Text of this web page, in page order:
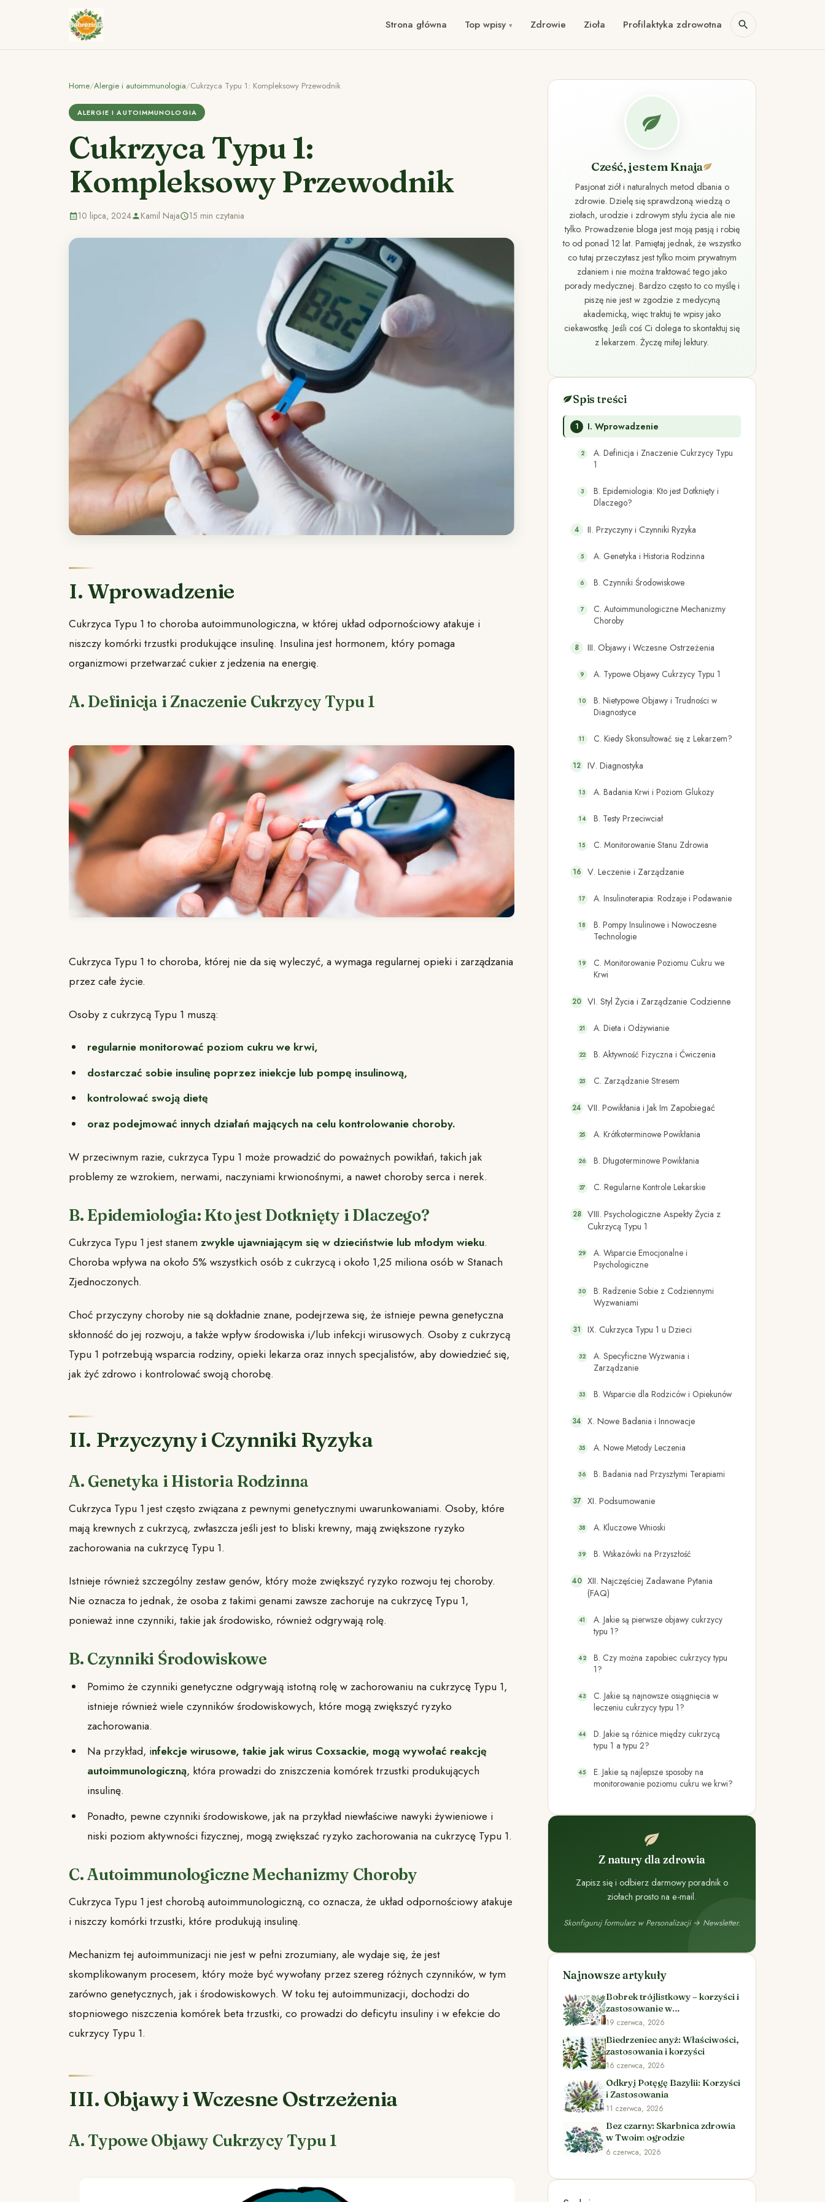
Strona główna Top wpisy Zdrowie Zioła Profilaktyka zdrowotna
Home/Alergie i autoimmunologia/Cukrzyca Typu 1: Kompleksowy Przewodnik
ALERGIE I AUTOIMMUNOLOGIA
Cukrzyca Typu 1:
Kompleksowy Przewodnik
10 lipca, 2024 Kamil Naja 15 min czytania
I. Wprowadzenie
Cukrzyca Typu 1 to choroba autoimmunologiczna, w której układ odpornościowy atakuje i
niszczy komórki trzustki produkujące insulinę. Insulina jest hormonem, który pomaga
organizmowi przetwarzać cukier z jedzenia na energię.
A. Definicja i Znaczenie Cukrzycy Typu 1
Cukrzyca Typu 1 to choroba, której nie da się wyleczyć, a wymaga regularnej opieki i zarządzania
przez całe życie.
Osoby z cukrzycą Typu 1 muszą:
regularnie monitorować poziom cukru we krwi,
dostarczać sobie insulinę poprzez iniekcje lub pompę insulinową,
kontrolować swoją dietę
oraz podejmować innych działań mających na celu kontrolowanie choroby.
W przeciwnym razie, cukrzyca Typu 1 może prowadzić do poważnych powikłań, takich jak
problemy ze wzrokiem, nerwami, naczyniami krwionośnymi, a nawet choroby serca i nerek.
B. Epidemiologia: Kto jest Dotknięty i Dlaczego?
Cukrzyca Typu 1 jest stanemzwykle ujawniającym się w dzieciństwie lub młodym wieku.
Choroba wpływa na około 5% wszystkich osób z cukrzycą i około 1,25 miliona osób w Stanach
Zjednoczonych.
Choć przyczyny choroby nie są dokładnie znane, podejrzewa się, że istnieje pewna genetyczna
skłonność do jej rozwoju, a także wpływ środowiska i/lub infekcji wirusowych. Osoby z cukrzycą
Typu 1 potrzebują wsparcia rodziny, opieki lekarza oraz innych specjalistów, aby dowiedzieć się,
jak żyć zdrowo i kontrolować swoją chorobę.
II. Przyczyny i Czynniki Ryzyka
A. Genetyka i Historia Rodzinna
Cukrzyca Typu 1 jest często związana z pewnymi genetycznymi uwarunkowaniami. Osoby, które
mają krewnych z cukrzycą, zwłaszcza jeśli jest to bliski krewny, mają zwiększone ryzyko
zachorowania na cukrzycę Typu 1.
Istnieje również szczególny zestaw genów, który może zwiększyć ryzyko rozwoju tej choroby.
Nie oznacza to jednak, że osoba z takimi genami zawsze zachoruje na cukrzycę Typu 1,
ponieważ inne czynniki, takie jak środowisko, również odgrywają rolę.
B. Czynniki Środowiskowe
Pomimo że czynniki genetyczne odgrywają istotną rolę w zachorowaniu na cukrzycę Typu 1,
istnieje również wiele czynników środowiskowych, które mogą zwiększyć ryzyko
zachorowania.
Na przykład, infekcje wirusowe, takie jak wirus Coxsackie, mogą wywołać reakcję
autoimmunologiczną, która prowadzi do zniszczenia komórek trzustki produkujących
insulinę.
Ponadto, pewne czynniki środowiskowe, jak na przykład niewłaściwe nawyki żywieniowe i
niski poziom aktywności fizycznej, mogą zwiększać ryzyko zachorowania na cukrzycę Typu 1.
C. Autoimmunologiczne Mechanizmy Choroby
Cukrzyca Typu 1 jest chorobą autoimmunologiczną, co oznacza, że układ odpornościowy atakuje
i niszczy komórki trzustki, które produkują insulinę.
Mechanizm tej autoimmunizacji nie jest w pełni zrozumiany, ale wydaje się, że jest
skomplikowanym procesem, który może być wywołany przez szereg różnych czynników, w tym
zarówno genetycznych, jak i środowiskowych. W toku tej autoimmunizacji, dochodzi do
stopniowego niszczenia komórek beta trzustki, co prowadzi do deficytu insuliny i w efekcie do
cukrzycy Typu 1.
III. Objawy i Wczesne Ostrzeżenia
A. Typowe Objawy Cukrzycy Typu 1
Cześć, jestem Knaja
Pasjonat ziół i naturalnych metod dbania o
zdrowie. Dzielę się sprawdzoną wiedzą o
ziołach, urodzie i zdrowym stylu życia ale nie
tylko. Prowadzenie bloga jest moją pasją i robię
to od ponad 12 lat. Pamiętaj jednak, że wszystko
co tutaj przeczytasz jest tylko moim prywatnym
zdaniem i nie można traktować tego jako
porady medycznej. Bardzo często to co myślę i
piszę nie jest w zgodzie z medycyną
akademicką, więc traktuj te wpisy jako
ciekawostkę. Jeśli coś Ci dolega to skontaktuj się
z lekarzem. Życzę miłej lektury.
Spis treści
I. Wprowadzenie
A. Definicja i Znaczenie Cukrzycy Typu
1
B. Epidemiologia: Kto jest Dotknięty i
Dlaczego?
II. Przyczyny i Czynniki Ryzyka
A. Genetyka i Historia Rodzinna
B. Czynniki Środowiskowe
C. Autoimmunologiczne Mechanizmy
Choroby
III. Objawy i Wczesne Ostrzeżenia
A. Typowe Objawy Cukrzycy Typu 1
B. Nietypowe Objawy i Trudności w
Diagnostyce
C. Kiedy Skonsultować się z Lekarzem?
IV. Diagnostyka
A. Badania Krwi i Poziom Glukozy
B. Testy Przeciwciał
C. Monitorowanie Stanu Zdrowia
V. Leczenie i Zarządzanie
A. Insulinoterapia: Rodzaje i Podawanie
B. Pompy Insulinowe i Nowoczesne
Technologie
C. Monitorowanie Poziomu Cukru we
Krwi
VI. Styl Życia i Zarządzanie Codzienne
A. Dieta i Odżywianie
B. Aktywność Fizyczna i Ćwiczenia
C. Zarządzanie Stresem
VII. Powikłania i Jak Im Zapobiegać
A. Krótkoterminowe Powikłania
B. Długoterminowe Powikłania
C. Regularne Kontrole Lekarskie
VIII. Psychologiczne Aspekty Życia z
Cukrzycą Typu 1
A. Wsparcie Emocjonalne i
Psychologiczne
B. Radzenie Sobie z Codziennymi
Wyzwaniami
IX. Cukrzyca Typu 1 u Dzieci
A. Specyficzne Wyzwania i
Zarządzanie
B. Wsparcie dla Rodziców i Opiekunów
X. Nowe Badania i Innowacje
A. Nowe Metody Leczenia
B. Badania nad Przyszłymi Terapiami
XI. Podsumowanie
A. Kluczowe Wnioski
B. Wskazówki na Przyszłość
XII. Najczęściej Zadawane Pytania
(FAQ)
A. Jakie są pierwsze objawy cukrzycy
typu 1?
B. Czy można zapobiec cukrzycy typu
1?
C. Jakie są najnowsze osiągnięcia w
leczeniu cukrzycy typu 1?
D. Jakie są różnice między cukrzycą
typu 1 a typu 2?
E. Jakie są najlepsze sposoby na
monitorowanie poziomu cukru we krwi?
Z natury dla zdrowia
Zapisz się i odbierz darmowy poradnik o
ziołach prosto na e-mail.
Skonfiguruj formularz w Personalizacji → Newsletter.
Najnowsze artykuły
Bobrek trójlistkowy – korzyści i
zastosowanie w
ziołolecznictwie
19 czerwca, 2026
Biedrzeniec anyż: Właściwości,
zastosowania i korzyści
16 czerwca, 2026
Odkryj Potęgę Bazylii: Korzyści
i Zastosowania
11 czerwca, 2026
Bez czarny: Skarbnica zdrowia
w Twoim ogrodzie
6 czerwca, 2026